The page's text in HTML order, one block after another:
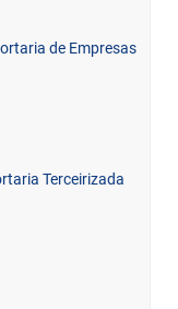
de Empresas
Terceirizada